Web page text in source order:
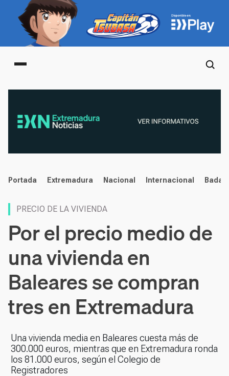
Main menu
noticias
Portada Extremadura Nacional Internacional
PRECIO DE LA VIVIENDA
Por el precio medio de
una vivienda en
Baleares se compran
tres en Extremadura
Una vivienda media en Baleares cuesta más de
300.000 euros, mientras que en Extremadura ronda
los 81.000 euros, según el Colegio de
Registradores